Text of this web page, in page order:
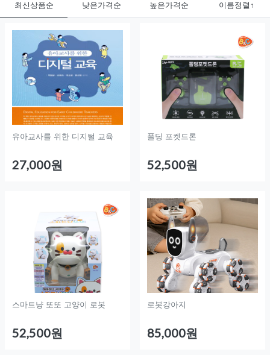
최신상품순 낮은가격순 높은가격순 이름정렬↑
유아교사를 위한 디지털 교육
27,000원
폴딩 포켓드론
52,500원
스마트냥 또또 고양이 로봇
52,500원
로봇강아지
85,000원